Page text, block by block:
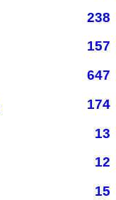
238
157
647
174
13
12
15